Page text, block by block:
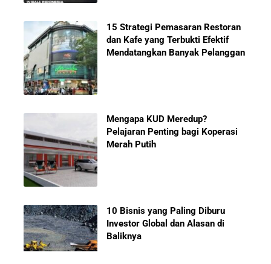
15 Strategi Pemasaran Restoran
dan Kafe yang Terbukti Efektif
Mendatangkan Banyak Pelanggan
Mengapa KUD Meredup?
Pelajaran Penting bagi Koperasi
Merah Putih
10 Bisnis yang Paling Diburu
Investor Global dan Alasan di
Baliknya